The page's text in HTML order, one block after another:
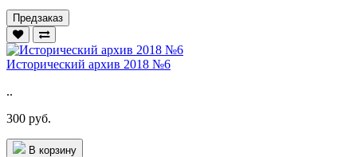
Предзаказ
Исторический архив 2018 №6
..
300 руб.
В корзину